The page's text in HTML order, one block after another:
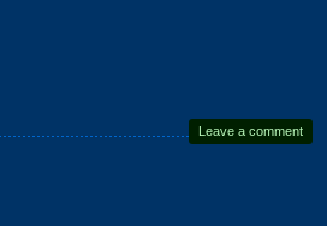
Leave a comment